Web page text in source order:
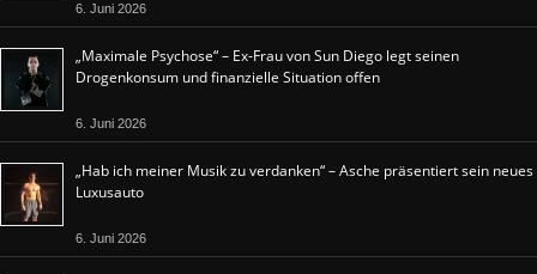
6. Juni 2026
„Maximale Psychose“ – Ex-Frau von Sun Diego legt seinen
Drogenkonsum und finanzielle Situation offen
6. Juni 2026
„Hab ich meiner Musik zu verdanken“ – Asche präsentiert sein neues
Luxusauto
6. Juni 2026